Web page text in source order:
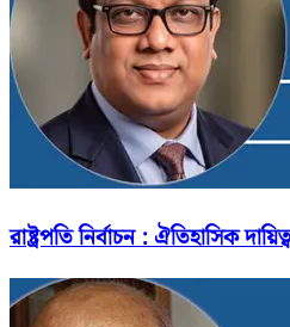
রাষ্ট্রপতি নির্বাচন : ঐতিহাসিক